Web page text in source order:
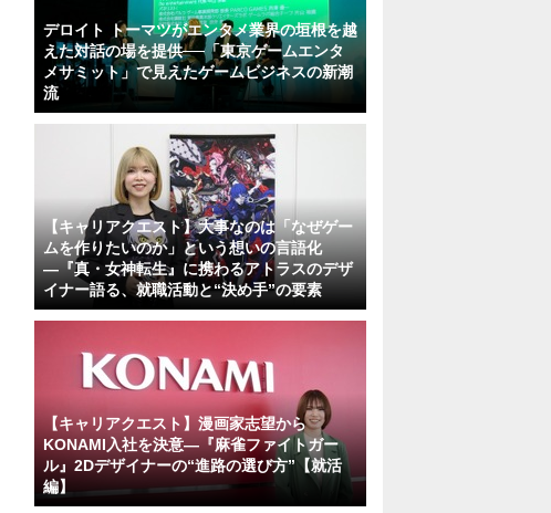
デロイト トーマツがエンタメ業界の垣根を越
えた対話の場を提供──「東京ゲームエンタ
メサミット」で見えたゲームビジネスの新潮
流
【キャリアクエスト】大事なのは「なぜゲー
ムを作りたいのか」という想いの言語化
―『真・女神転生』に携わるアトラスのデザ
イナー語る、就職活動と“決め手”の要素
【キャリアクエスト】漫画家志望から
KONAMI入社を決意―『麻雀ファイトガー
ル』2Dデザイナーの“進路の選び方”【就活
編】